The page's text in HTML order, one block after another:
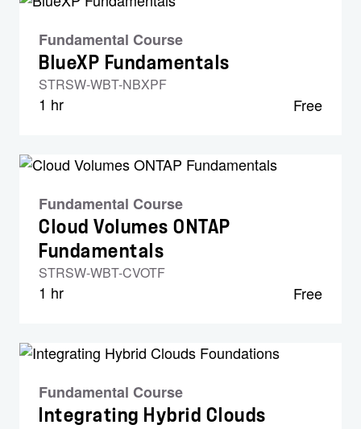
Fundamental Course
BlueXP Fundamentals
STRSW-WBT-NBXPF
1 hr Free
Fundamental Course
Cloud Volumes ONTAP
Fundamentals
STRSW-WBT-CVOTF
1 hr Free
Fundamental Course
Integrating Hybrid Clouds